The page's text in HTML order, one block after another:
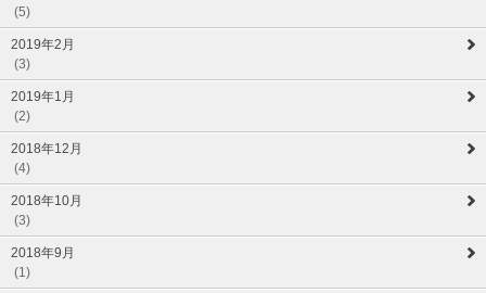
(5)
2019年2月
(3)
2019年1月
(2)
2018年12月
(4)
2018年10月
(3)
2018年9月
(1)